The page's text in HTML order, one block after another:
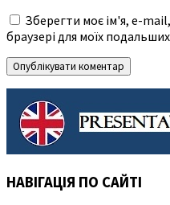
Зберегти моє ім'я, e-
браузері для моїх
НАВІГАЦІЯ ПО САЙТІ